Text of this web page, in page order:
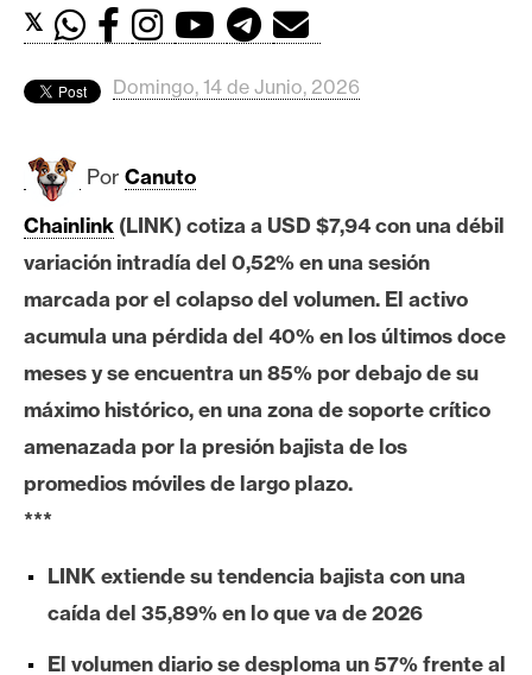
d
s
B
i
t
c
o
i
E
r
e
u
m
𝕏
Domingo, 14 de Junio, 2026
Por Canuto
Chainlink (LINK) cotiza a USD $7,94 con una débil
variación intradía del 0,52% en una sesión
marcada por el colapso del volumen. El activo
acumula una pérdida del 40% en los últimos doce
meses y se encuentra un 85% por debajo de su
máximo histórico, en una zona de soporte crítico
amenazada por la presión bajista de los
promedios móviles de largo plazo.
***
LINK extiende su tendencia bajista con una
caída del 35,89% en lo que va de 2026
El volumen diario se desploma un 57% frente al